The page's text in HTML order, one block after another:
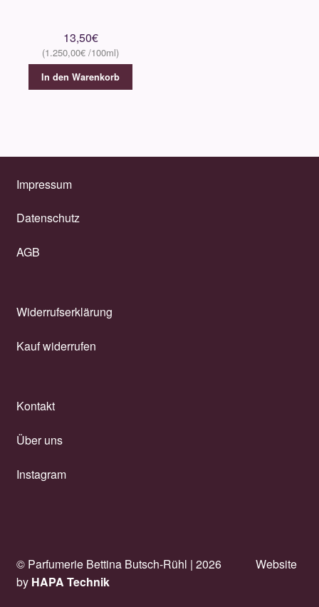
13,50€
1.250,00€
In den Warenkorb
Impressum
Datenschutz
AGB
Widerrufserklärung
Kauf widerrufen
Kontakt
Über uns
Instagram
© Parfumerie Bettina Butsch-Rühl | 2026
Website
by HAPA Technik